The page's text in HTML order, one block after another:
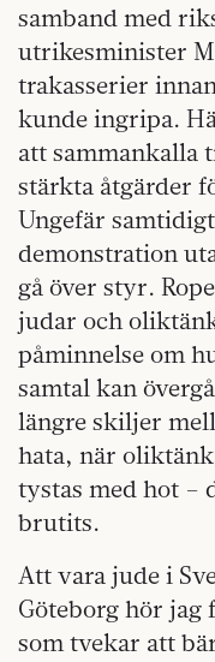
samband med
utrikesminister
trakasserier
kunde ingripa.
att sammankalla
stärkta åtgärder
Ungefär
demonstration
gå över styr.
judar och
påminnelse om
samtal kan
längre skiljer
hata, när
tystas med hot –
brutits.
Att vara jude i
Göteborg hör jag
som tvekar att